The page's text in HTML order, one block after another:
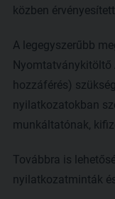
közben
A legegyszerűbb
Nyomtatványkitöltő
hozzáférés)
nyilatkozatokban
munkáltatónak,
Továbbra is
nyilatkozatminták